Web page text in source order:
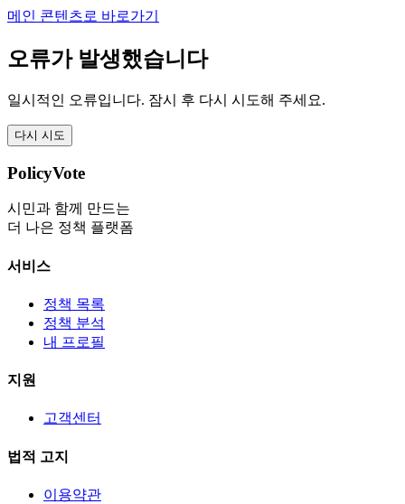
메인 콘텐츠로 바로가기
오류가 발생했습니다
일시적인 오류입니다. 잠시 후 다시 시도해 주세요.
다시 시도
PolicyVote
시민과 함께 만드는
더 나은 정책 플랫폼
서비스
정책 목록
정책 분석
내 프로필
지원
고객센터
법적 고지
이용약관